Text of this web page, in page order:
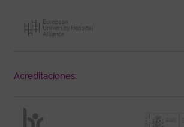
Acreditaciones: